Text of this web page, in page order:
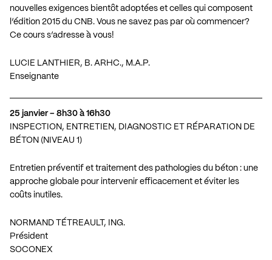
nouvelles exigences bientôt adoptées et celles qui composent
l’édition 2015 du CNB. Vous ne savez pas par où commencer?
Ce cours s’adresse à vous!
LUCIE LANTHIER, B. ARHC., M.A.P.
Enseignante
25 janvier – 8h30 à 16h30
INSPECTION, ENTRETIEN, DIAGNOSTIC ET RÉPARATION DE
BÉTON (NIVEAU 1)
Entretien préventif et traitement des pathologies du béton : une
approche globale pour intervenir efficacement et éviter les
coûts inutiles.
NORMAND TÉTREAULT, ING.
Président
SOCONEX